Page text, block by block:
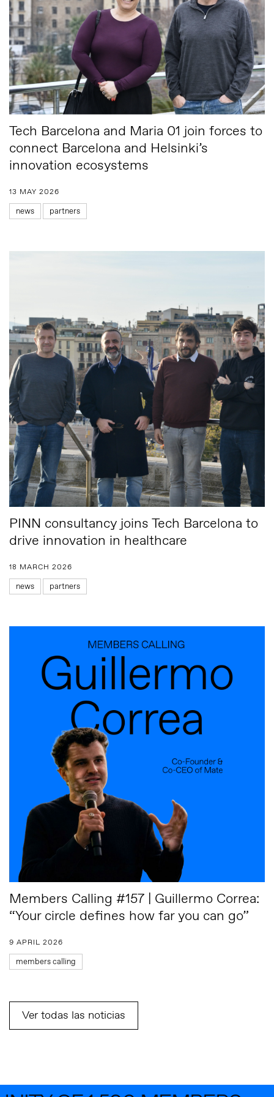
Tech Barcelona and Maria 01 join forces to
connect Barcelona and Helsinki’s
innovation ecosystems
13 MAY 2026
news partners
PINN consultancy joins Tech Barcelona to
drive innovation in healthcare
18 MARCH 2026
news partners
Members Calling #157 | Guillermo Correa:
“Your circle defines how far you can go”
9 APRIL 2026
members calling
Ver todas las noticias